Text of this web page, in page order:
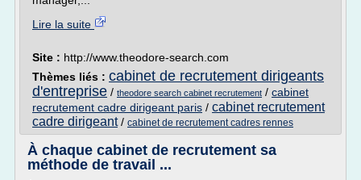
Lire la suite
Site : http://www.theodore-search.com
Thèmes liés : cabinet de recrutement dirigeants
d'entreprise / theodore search cabinet recrutement / cabinet
recrutement cadre dirigeant paris / cabinet recrutement
cadre dirigeant/ cabinet de recrutement cadres rennes
À chaque cabinet de recrutement sa
méthode de travail ...